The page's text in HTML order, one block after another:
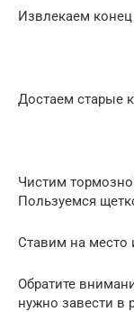
Извлекаем
Достаем старые
Чистим
Пользуемся
Ставим на
Обратите
нужно завести в